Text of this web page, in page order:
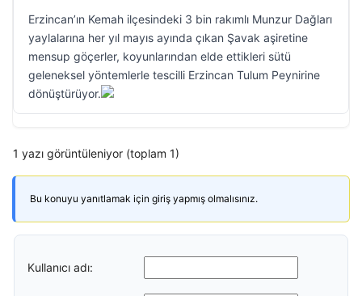
Erzincan’ın Kemah ilçesindeki 3 bin rakımlı Munzur Dağları
yaylalarına her yıl mayıs ayında çıkan Şavak aşiretine
mensup göçerler, koyunlarından elde ettikleri sütü
geleneksel yöntemlerle tescilli Erzincan Tulum Peynirine
dönüştürüyor.
1 yazı görüntüleniyor (toplam 1)
Bu konuyu yanıtlamak için giriş yapmış olmalısınız.
Kullanıcı adı: